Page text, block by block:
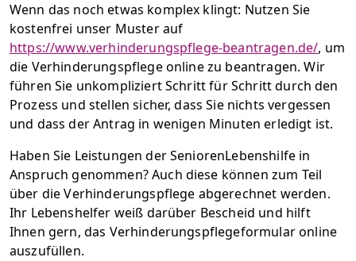
Wenn das noch etwas komplex klingt: Nutzen Sie
kostenfrei unser Muster auf
https://www.verhinderungspflege-beantragen.de/, um
die Verhinderungspflege online zu beantragen. Wir
führen Sie unkompliziert Schritt für Schritt durch den
Prozess und stellen sicher, dass Sie nichts vergessen
und dass der Antrag in wenigen Minuten erledigt ist.
Haben Sie Leistungen der SeniorenLebenshilfe in
Anspruch genommen? Auch diese können zum Teil
über die Verhinderungspflege abgerechnet werden.
Ihr Lebenshelfer weiß darüber Bescheid und hilft
Ihnen gern, das Verhinderungspflegeformular online
auszufüllen.